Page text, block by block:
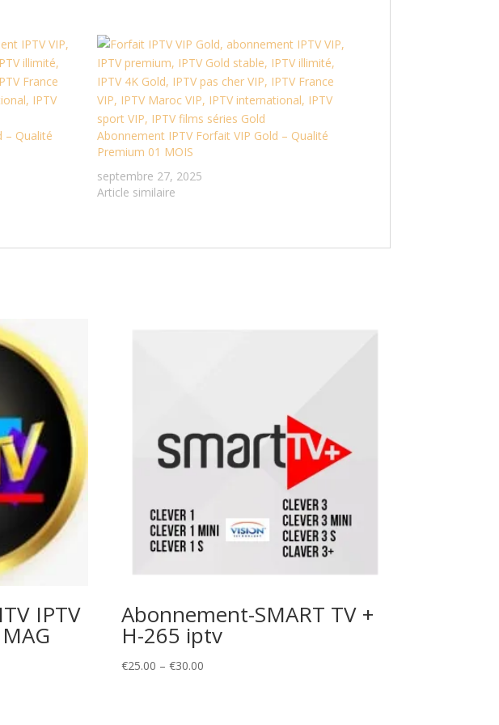
– Qualité
Abonnement IPTV Forfait VIP Gold – Qualité
Premium 01 MOIS
septembre 27, 2025
Article similaire
IPTV Abonnement-SMART TV +
H-265 iptv
€25.00 – €30.00